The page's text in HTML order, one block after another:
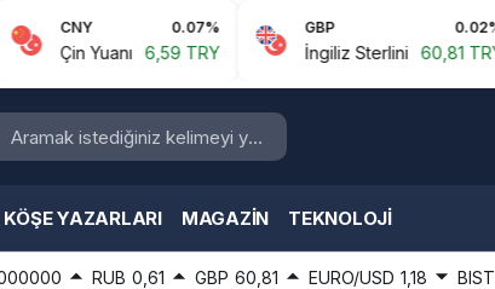
CNY 0.07%
Çin Yuanı 6,59 TRY
GBP 0.02%
İngiliz Sterlini 60,81 TRY
KÖŞE YAZARLARI MAGAZIN TEKNOLOJI
RUB 0,61 GBP 60,81 EURO/USD 1,18 BIST